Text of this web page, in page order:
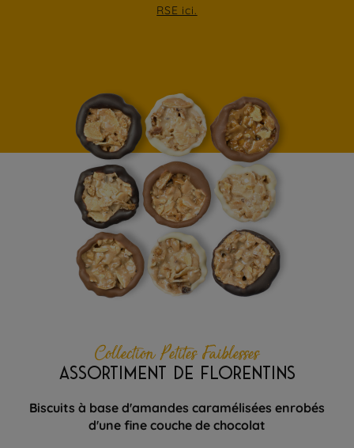
RSE ici.
Collection Petites Faiblesses
ASSORTIMENT DE FLORENTINS
Biscuits à base d'amandes caramélisées enrobés
d'une fine couche de chocolat